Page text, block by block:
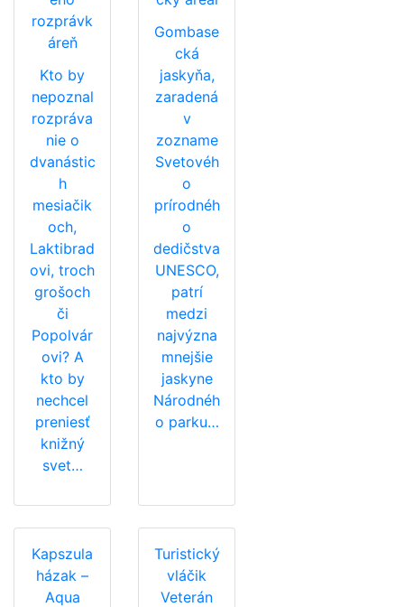
rozprávk
áreň
Kto by
nepoznal
rozpráva
nie o
dvanástic
h
mesiačik
och,
Laktibrad
ovi, troch
grošoch
či
Popolvár
ovi? A
kto by
nechcel
preniesť
knižný
svet…
Gombase
cká
jaskyňa,
zaradená
v
zozname
Svetovéh
o
prírodnéh
o
dedičstva
UNESCO,
patrí
medzi
najvýzna
mnejšie
jaskyne
Národnéh
o parku…
Kapszula
házak –
Aqua
Turistický
vláčik
Veterán